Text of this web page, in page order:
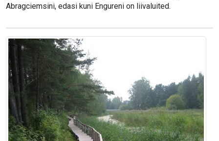
Abragciemsini, edasi kuni Engureni on liivaluited.